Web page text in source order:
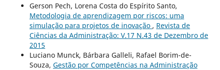
Gerson Pech, Lorena Costa do Espírito Santo,
Metodologia de aprendizagem por riscos: uma
simulação para projetos de inovação , Revista de
Ciências da Administração: V.17 N.43 de Dezembro de
2015
Luciano Munck, Bárbara Galleli, Rafael Borim-de-
Souza, Gestão por Competências na Administração